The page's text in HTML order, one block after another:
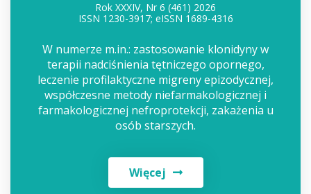
Rok XXXIV, Nr 6 (461) 2026
ISSN 1230-3917; eISSN 1689-4316
W numerze m.in.: zastosowanie klonidyny w
terapii nadciśnienia tętniczego opornego,
leczenie profilaktyczne migreny epizodycznej,
współczesne metody niefarmakologicznej i
farmakologicznej nefroprotekcji, zakażenia u
osób starszych.
Więcej